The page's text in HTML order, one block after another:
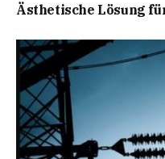
Ästhetische Lösung